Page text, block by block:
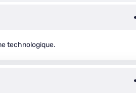
technologique.